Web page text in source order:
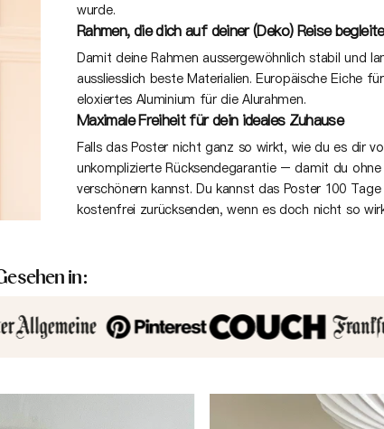
wurde.
Rahmen, die dich auf deiner (Deko) Reise
Damit deine Rahmen aussergewöhnlich stabil und
aussliesslich beste Materialien. Europäische Eiche
eloxiertes Aluminium für die Alurahmen.
Maximale Freiheit für dein ideales Zuhause
Falls das Poster nicht ganz so wirkt, wie du es dir
unkomplizierte Rücksendegarantie – damit du ohne
verschönern kannst. Du kannst das Poster 100
kostenfrei zurücksenden, wenn es doch nicht so
in: